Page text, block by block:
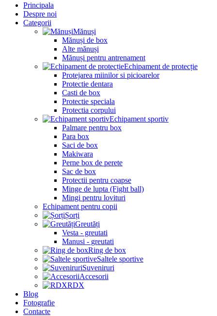
Principala
Despre noi
Categorii
Mănuși
Mănuși de box
Alte mănuși
Mănuși pentru antrenament
Echipament de protecție
Protejarea miinilor si picioarelor
Protectie dentara
Casti de box
Protectie speciala
Protectia corpului
Echipament sportiv
Palmare pentru box
Para box
Saci de box
Makiwara
Perne box de perete
Sac de box
Protectii pentru coapse
Minge de lupta (Fight ball)
Mingi pentru lovituri
Echipament pentru copii
Șorți
Greutăți
Vesta - greutati
Manusi - greutati
Ring de box
Saltele sportive
Suveniruri
Accesorii
RDX
Blog
Fotografie
Contacte